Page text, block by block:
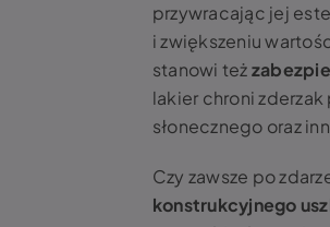
przywracając jej
i zwiększeniu
stanowi też
lakier chroni
słonecznego oraz
Czy zawsze po
konstrukcyjnego